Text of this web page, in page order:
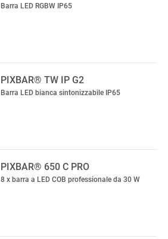
Barra LED RGBW IP65
PIXBAR® TW IP G2
Barra LED bianca sintonizzabile IP65
PIXBAR® 650 C PRO
8 x barra a LED COB professionale da 30 W